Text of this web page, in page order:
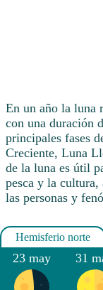
En un año la luna
con una duración
principales fases
Creciente, Luna
de la luna es útil
pesca y la cultura,
las personas y
23 may 31